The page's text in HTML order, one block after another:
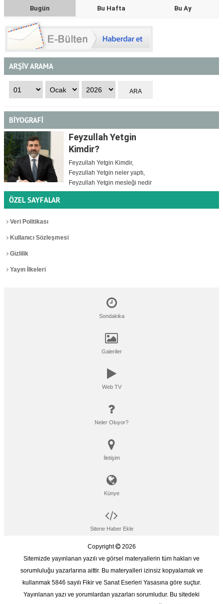
Bugün Bu Hafta Bu Ay
ARŞİV ARAMA
BİYOGRAFİ
Feyzullah Yetgin
Kimdir?
Feyzullah Yetgin Kimdir,
Feyzullah Yetgin neler yaptı,
Feyzullah Yetgin mesleği nedir
ÖZEL SAYFALAR
Veri Politikası
Kullanıcı Sözleşmesi
Gizlilik
Yayın İlkeleri
Sondakika
Galeriler
Web TV
Neler Oluyor?
İletişim
Künye
Sitene Haber Ekle
Copyright
2026
Sitemizde yayınlanan yazılı ve görsel materyallerin tüm hakları ve
sorumluluğu yazarlarına aittir. Bu materyalleri izinsiz kopyalamak ve
kullanmak 5846 sayılı Fikir ve Sanat Eserleri Yasasına göre suçtur.
Yayınlanan yazı ve yorumlardan yazarları sorumludur. Bu sitedeki